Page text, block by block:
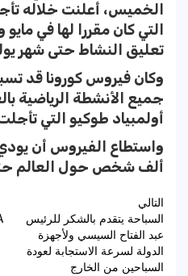
الخميس، أعلنت خلاله
التي كان مقررا لها في
تعليق النشاط حتى شهر
وكان فيروس كورونا قد
جميع الأنشطة الرياضية
أولمبياد طوكيو التي تأجلت
ألف شخص حول العالم
تصفّح
المقالات
التالي
السباحة يتقدم بالشكر للرئيس
عبد الفتاح السيسي ولأجهزة
الدولة لسرعة الاستجابة لعودة
السباحين من الخارج